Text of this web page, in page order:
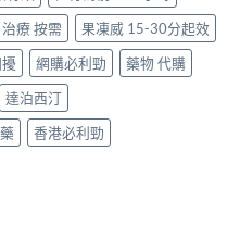
療 按需
果凍威 15-30分起效
網購必利勁
藥物 代購
達泊西汀
香港必利勁